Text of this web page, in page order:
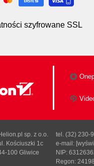
szyfrowane SSL
sp. z o.o.
Kościuszki 1c
100 Gliwice
tel. (32) 230-
e-mail:
NIP:
Regon: